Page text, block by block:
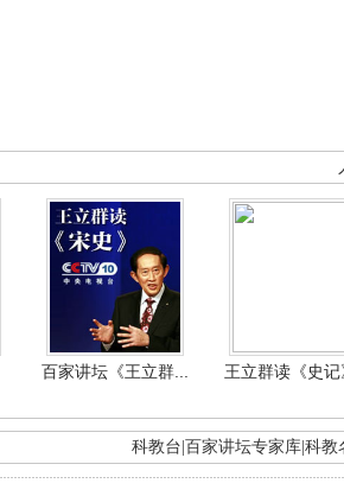
百家讲坛《王立群... 王立群读《史
科教台 百家讲坛专家库 科教